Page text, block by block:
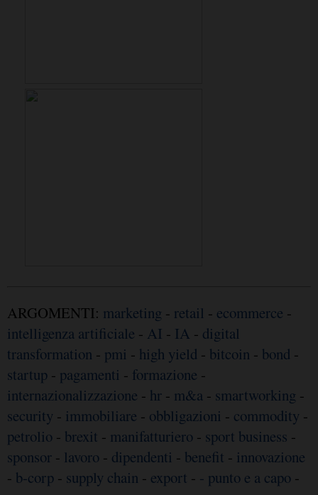
ARGOMENTI: marketing - retail - ecommerce -
intelligenza artificiale - AI - IA - digital
transformation - pmi - high yield - bitcoin - bond -
startup - pagamenti - formazione -
internazionalizzazione - hr - m&a - smartworking -
security - immobiliare - obbligazioni - commodity -
petrolio - brexit - manifatturiero - sport business -
sponsor - lavoro - dipendenti - benefit - innovazione
- b-corp - supply chain - export - - punto e a capo -